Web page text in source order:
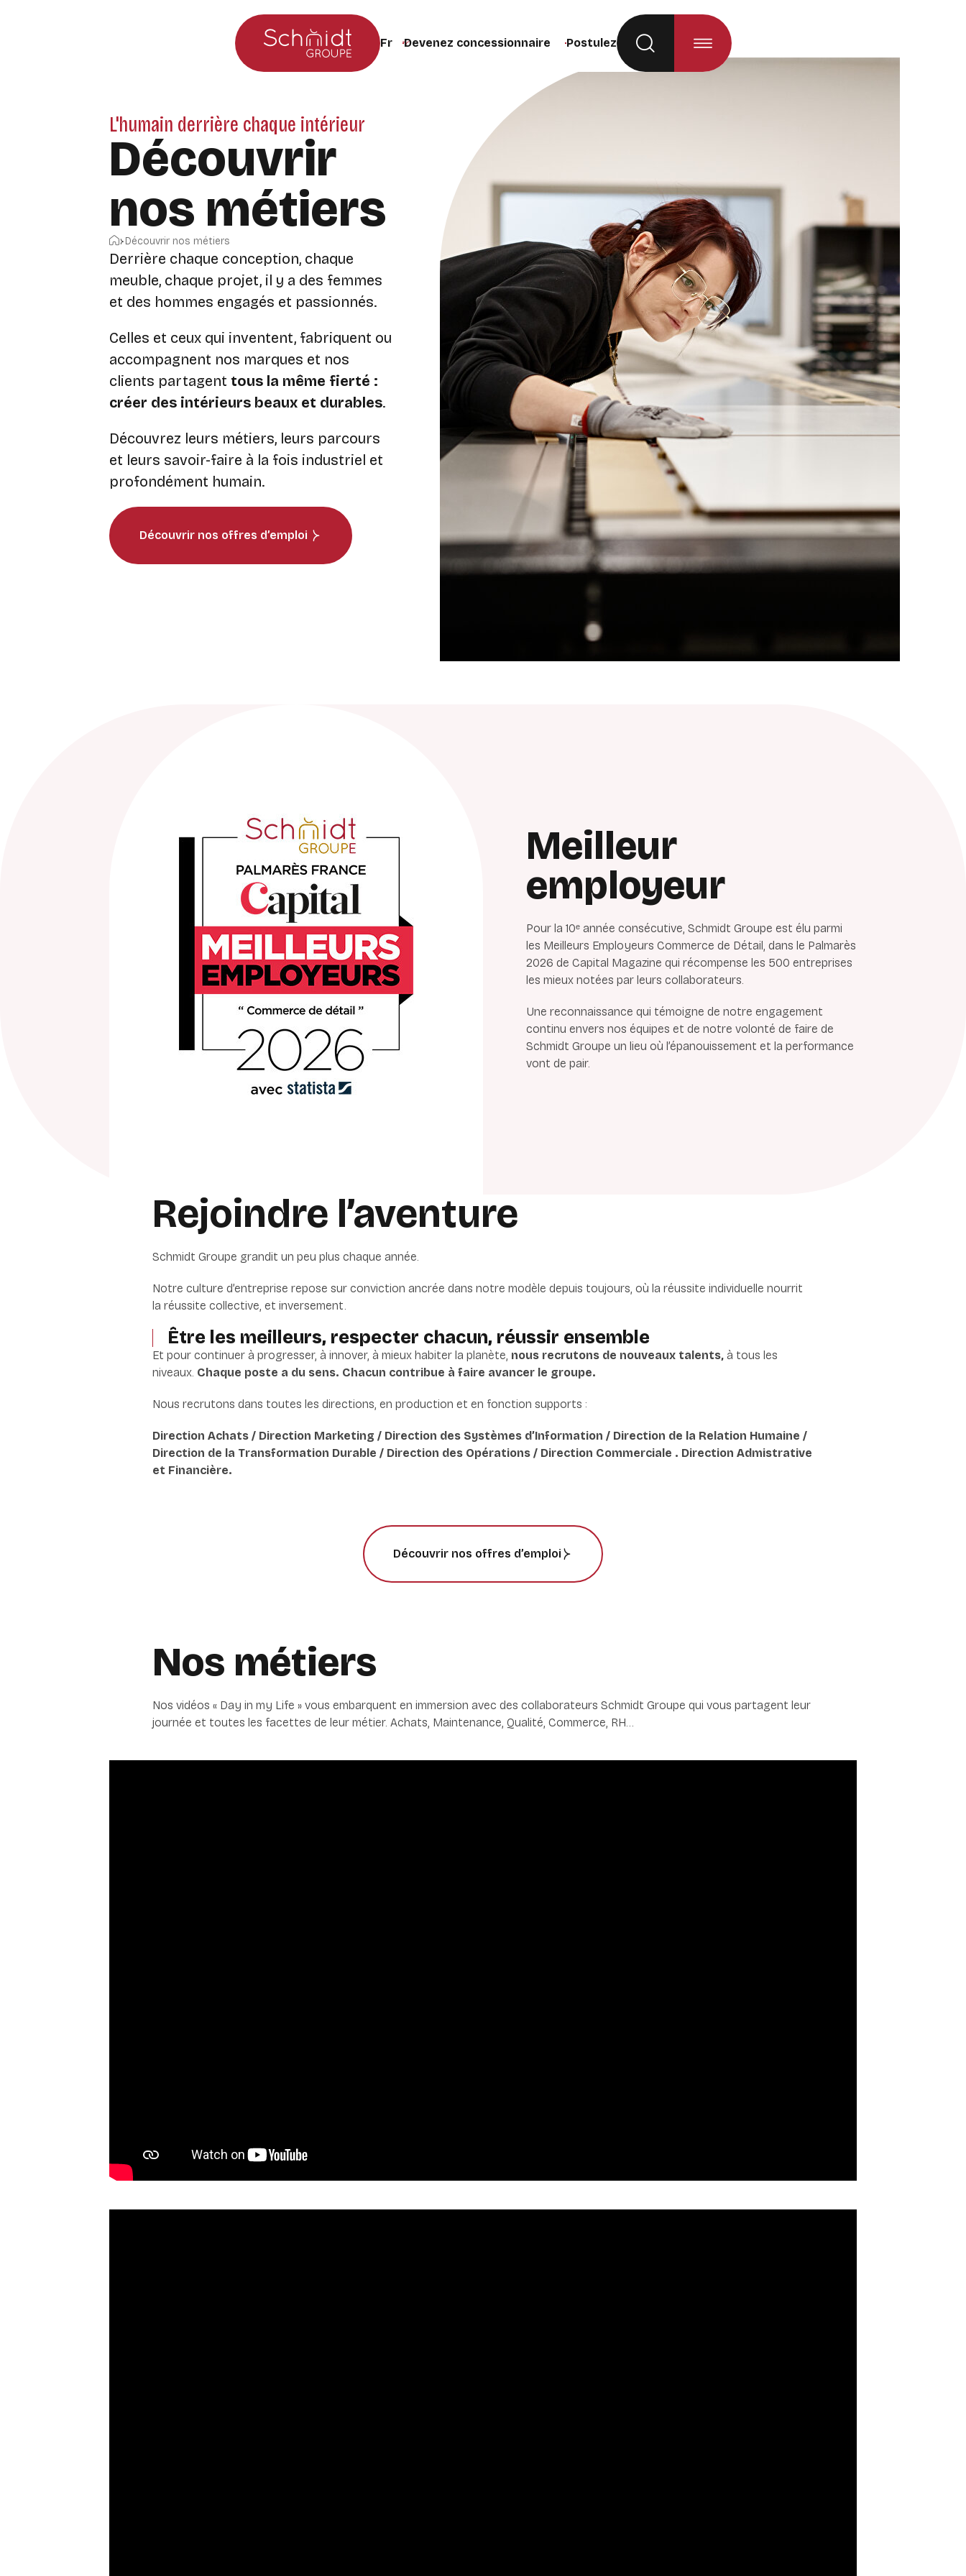
Changer la langue du site (recharge la page lors de la sélection)
Devenez concessionnaire Postulez
L'humain derrière chaque intérieur
Découvrir
nos métiers
Accueil
Découvrir nos métiers
Derrière chaque conception, chaque
meuble, chaque projet, il y a des femmes
et des hommes engagés et passionnés.
Celles et ceux qui inventent, fabriquent ou
accompagnent nos marques et nos
clients partagent tous la même fierté :
créer des intérieurs beaux et durables.
Découvrez leurs métiers, leurs parcours
et leurs savoir-faire à la fois industriel et
profondément humain.
Découvrir nos offres d’emploi
Meilleur
employeur
Pour la 10ᵉ année consécutive, Schmidt Groupe est élu parmi
les Meilleurs Employeurs Commerce de Détail, dans le Palmarès
2026 de Capital Magazine qui récompense les 500 entreprises
les mieux notées par leurs collaborateurs.
Une reconnaissance qui témoigne de notre engagement
continu envers nos équipes et de notre volonté de faire de
Schmidt Groupe un lieu où l’épanouissement et la performance
vont de pair.
Rejoindre l’aventure
Schmidt Groupe grandit un peu plus chaque année.
Notre culture d’entreprise repose sur conviction ancrée dans notre modèle depuis toujours, où la réussite individuelle nourrit
la réussite collective, et inversement.
Être les meilleurs, respecter chacun, réussir ensemble
Et pour continuer à progresser, à innover, à mieux habiter la planète, nous recrutons de nouveaux talents, à tous les
niveaux. Chaque poste a du sens. Chacun contribue à faire avancer le groupe.
Nous recrutons dans toutes les directions, en production et en fonction supports :
Direction Achats / Direction Marketing / Direction des Systèmes d’Information / Direction de la Relation Humaine /
Direction de la Transformation Durable / Direction des Opérations / Direction Commerciale . Direction Admistrative
et Financière.
Découvrir nos offres d’emploi
Nos métiers
Nos vidéos « Day in my Life » vous embarquent en immersion avec des collaborateurs Schmidt Groupe qui vous partagent leur
journée et toutes les facettes de leur métier. Achats, Maintenance, Qualité, Commerce, RH…